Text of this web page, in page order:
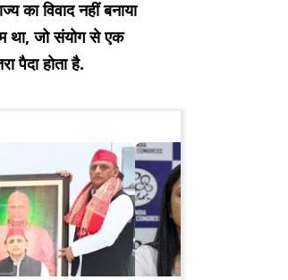
का विवाद नहीं बनाया
था, जो संयोग से एक
पैदा होता है.